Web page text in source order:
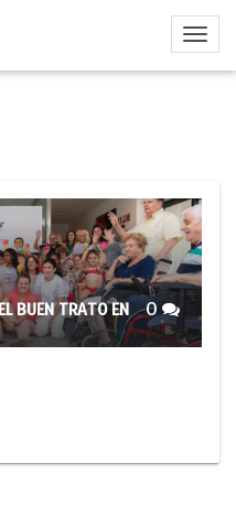
0
BUEN TRATO EN